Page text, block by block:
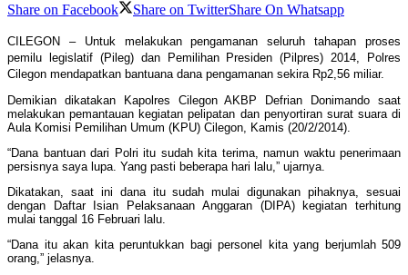
Share on Facebook
Share on TwitterShare On Whatsapp
CILEGON – Untuk melakukan pengamanan seluruh tahapan proses
pemilu legislatif (Pileg) dan Pemilihan Presiden (Pilpres) 2014, Polres
Cilegon mendapatkan bantuana dana pengamanan sekira Rp2,56 miliar.
Demikian dikatakan Kapolres Cilegon AKBP Defrian Donimando saat
melakukan pemantauan kegiatan pelipatan dan penyortiran surat suara di
Aula Komisi Pemilihan Umum (KPU) Cilegon, Kamis (20/2/2014).
“Dana bantuan dari Polri itu sudah kita terima, namun waktu penerimaan
persisnya saya lupa. Yang pasti beberapa hari lalu,” ujarnya.
Dikatakan, saat ini dana itu sudah mulai digunakan pihaknya, sesuai
dengan Daftar Isian Pelaksanaan Anggaran (DIPA) kegiatan terhitung
mulai tanggal 16 Februari lalu.
“Dana itu akan kita peruntukkan bagi personel kita yang berjumlah 509
orang,” jelasnya.